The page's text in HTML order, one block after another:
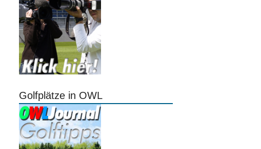
Golfplätze in OWL